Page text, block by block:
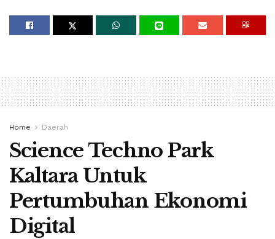
Home Daerah
Science Techno Park
Kaltara Untuk
Pertumbuhan Ekonomi
Digital